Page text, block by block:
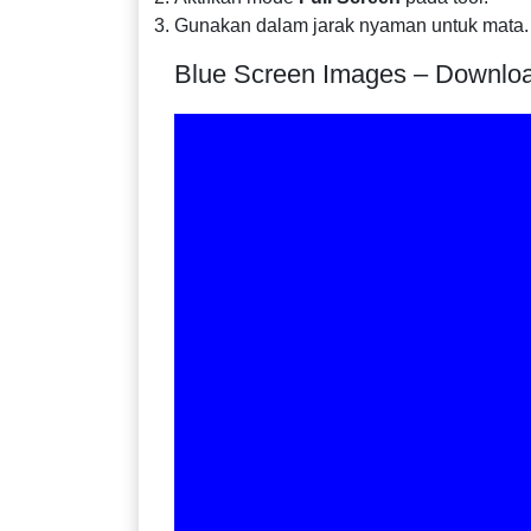
Gunakan dalam jarak nyaman untuk mata.
Blue Screen Images –